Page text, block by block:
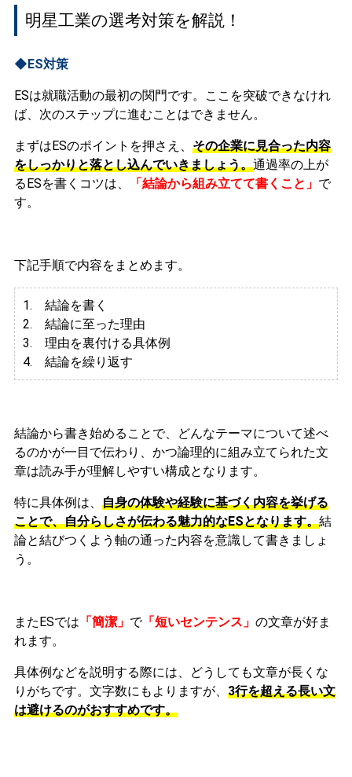
明星工業の選考対策を解説！
◆ES対策
ESは就職活動の最初の関門です。ここを突破できなけれ
ば、次のステップに進むことはできません。
まずはESのポイントを押さえ、 その企業に見合った内容
をしっかりと落とし込んでいきましょう。通過率の上が
るESを書くコツは、
「結論から組み立てて書くこと」 で
す。
下記手順で内容をまとめます。
1. 結論を書く
2. 結論に至った理由
3. 理由を裏付ける具体例
4. 結論を繰り返す
結論から書き始めることで、どんなテーマについて述べ
るのかが一目で伝わり、かつ論理的に組み立てられた文
章は読み手が理解しやすい構成となります。
特に具体例は、 自身の体験や経験に基づく内容を挙げる
ことで、自分らしさが伝わる魅力的なESとなります。結
論と結びつくよう軸の通った内容を意識して書きましょ
う。
またESでは 「簡潔」 で「短いセンテンス」 の文章が好ま
れます。
具体例などを説明する際には、どうしても文章が長くな
りがちです。文字数にもよりますが、 3行を超える長い文
は避けるのがおすすめです。